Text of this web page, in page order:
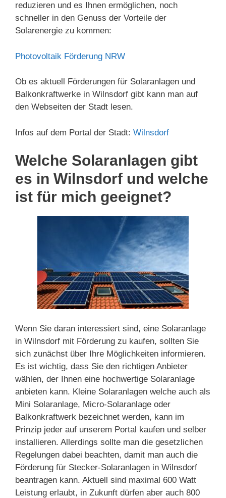
reduzieren und es Ihnen ermöglichen, noch
schneller in den Genuss der Vorteile der
Solarenergie zu kommen:
Photovoltaik Förderung NRW
Ob es aktuell Förderungen für Solaranlagen und
Balkonkraftwerke in Wilnsdorf gibt kann man auf
den Webseiten der Stadt lesen.
Infos auf dem Portal der Stadt: Wilnsdorf
Welche Solaranlagen gibt
es in Wilnsdorf und welche
ist für mich geeignet?
Wenn Sie daran interessiert sind, eine Solaranlage
in Wilnsdorf mit Förderung zu kaufen, sollten Sie
sich zunächst über Ihre Möglichkeiten informieren.
Es ist wichtig, dass Sie den richtigen Anbieter
wählen, der Ihnen eine hochwertige Solaranlage
anbieten kann. Kleine Solaranlagen welche auch als
Mini Solaranlage, Micro-Solaranlage oder
Balkonkraftwerk bezeichnet werden, kann im
Prinzip jeder auf unserem Portal kaufen und selber
installieren. Allerdings sollte man die gesetzlichen
Regelungen dabei beachten, damit man auch die
Förderung für Stecker-Solaranlagen in Wilnsdorf
beantragen kann. Aktuell sind maximal 600 Watt
Leistung erlaubt, in Zukunft dürfen aber auch 800